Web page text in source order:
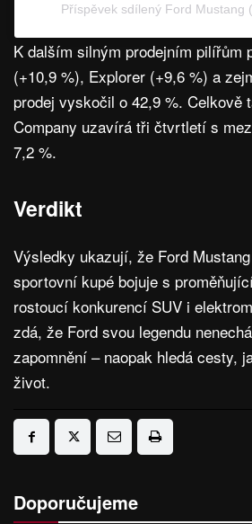
Příspěvek sdílený Ford Mustang
K dalším silným prodejním pilířům
(+10,9 %), Explorer (+9,6 %) a
prodej vyskočil o 42,9 %. Celkově
Company uzavírá tři čtvrtletí s
7,2 %.
Verdikt
Výsledky ukazují, že Ford
sportovní kupé bojuje s
rostoucí konkurencí SUV i
zdá, že Ford svou legendu
zapomnění – naopak hledá cesty,
život.
Doporučujeme